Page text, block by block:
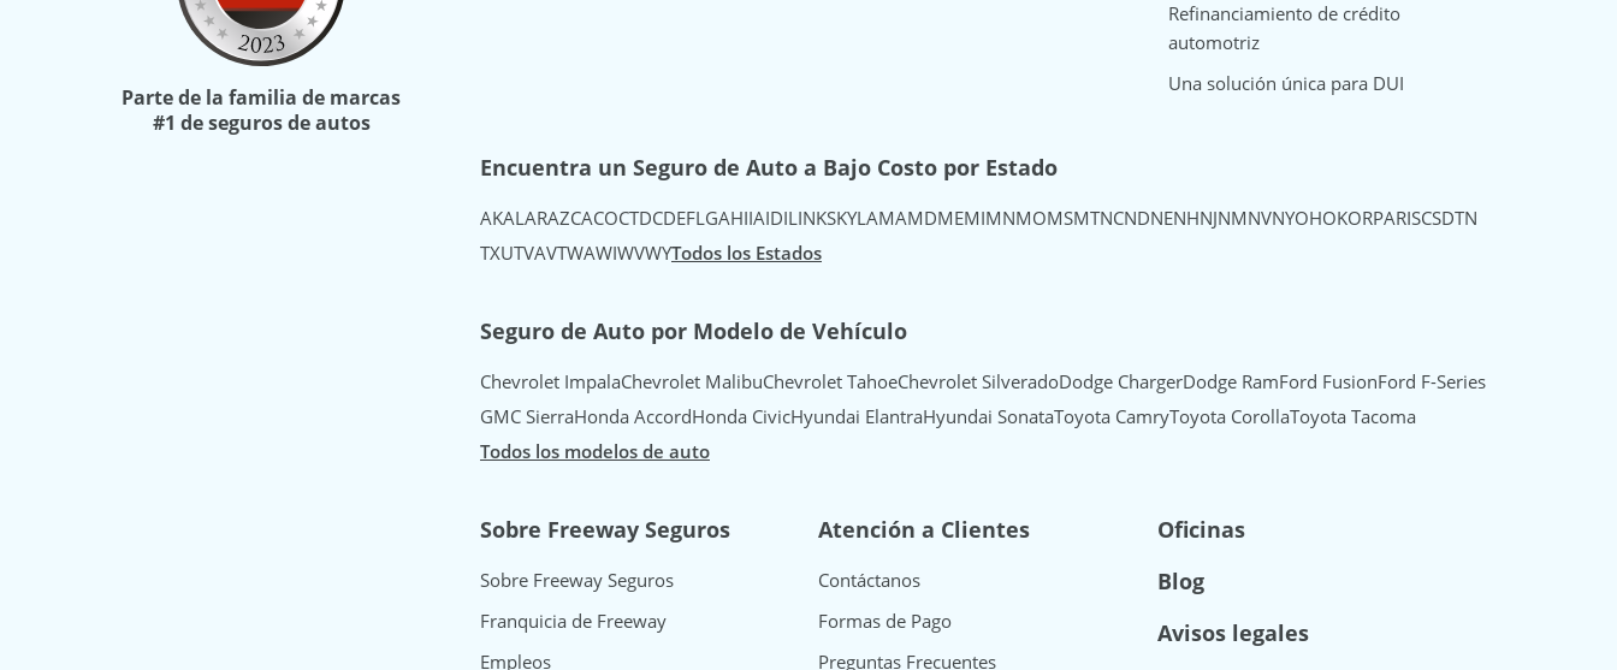
Parte de la familia de marcas
#1 de seguros de autos
Refinanciamiento de crédito
automotriz
Una solución única para DUI
Encuentra un Seguro de Auto a Bajo Costo por Estado
AKALARAZCACOCTDCDEFLGAHIIAIDILINKSKYLAMAMDMEMIMNMOMSMTNCNDNENHNJNMNVNYOHOKORPARISCSDTN
TXUTVAVTWAWIWVWYTodos los Estados
Seguro de Auto por Modelo de Vehículo
Chevrolet ImpalaChevrolet MalibuChevrolet TahoeChevrolet SilveradoDodge ChargerDodge RamFord FusionFord F-Series
GMC SierraHonda AccordHonda CivicHyundai ElantraHyundai SonataToyota CamryToyota CorollaToyota Tacoma
Todos los modelos de auto
Sobre Freeway Seguros
Sobre Freeway Seguros
Franquicia de Freeway
Empleos
Atención a Clientes
Contáctanos
Formas de Pago
Preguntas Frecuentes
Oficinas
Blog
Avisos legales